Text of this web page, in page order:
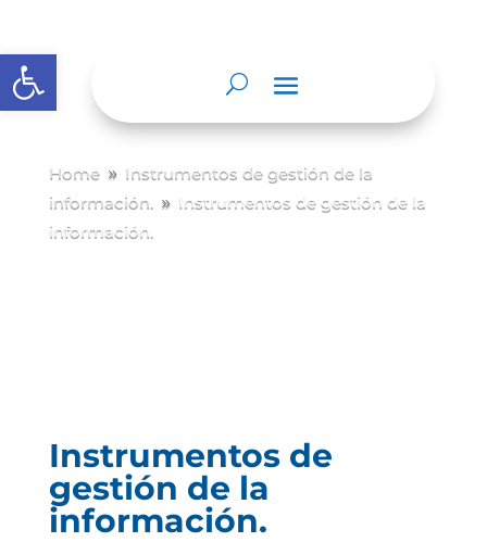
Abrir barra de herramientas
Home 9 Instrumentos de gestión de la
información.
9 Instrumentos de gestión de la
información.
Instrumentos de
gestión de la
información.